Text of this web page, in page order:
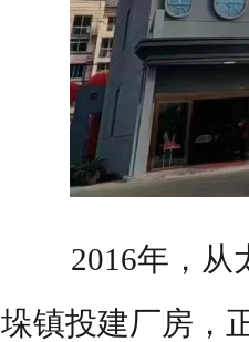
2016年，从
垛镇投建厂房，